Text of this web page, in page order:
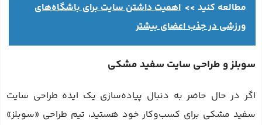
مطالعه کنید >> اهمیت داشتن سایت برای باشگاه‌های
ورزشی در جذب اعضای بیشتر
سوبلز و طراحی سایت سفید مشکی
اگر در حال حاضر به دنبال پیاده‌سازی یک ایده طراحی سایت
سفید مشکی برای کسب‌وکار خود هستید، تیم طراحی «سوبلز»